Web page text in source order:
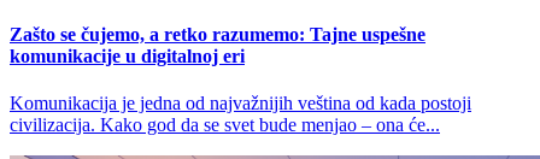
Zašto se čujemo, a retko razumemo: Tajne uspešne
komunikacije u digitalnoj eri
Komunikacija je jedna od najvažnijih veština od kada postoji
civilizacija. Kako god da se svet bude menjao – ona će...